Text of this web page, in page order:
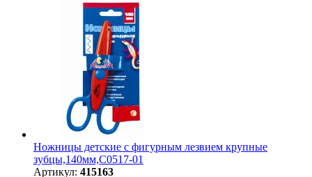
Ножницы детские с фигурным лезвием крупные
зубцы,140мм,С0517-01
Артикул: 415163